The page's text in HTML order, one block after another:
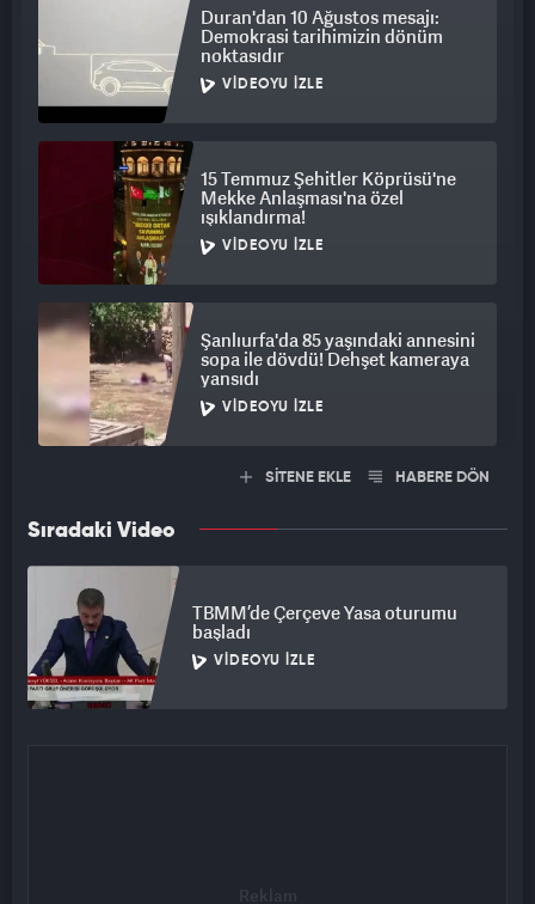
Duran'dan 10 Ağustos mesajı:
Demokrasi tarihimizin dönüm
noktasıdır
VIDEOYU İZLE
15 Temmuz Şehitler Köprüsü'ne
Mekke Anlaşması'na özel
ışıklandırma!
VIDEOYU İZLE
Şanlıurfa'da 85 yaşındaki annesini
sopa ile dövdü! Dehşet kameraya
yansıdı
VIDEOYU İZLE
SİTENE EKLE HABERE DÖN
Sıradaki Video
TBMM’de Çerçeve Yasa oturumu
başladı
VIDEOYU İZLE